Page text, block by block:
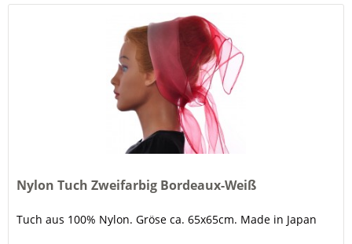
Nylon Tuch Zweifarbig Bordeaux-Weiß
Tuch aus 100% Nylon. Gröse ca. 65x65cm. Made in Japan